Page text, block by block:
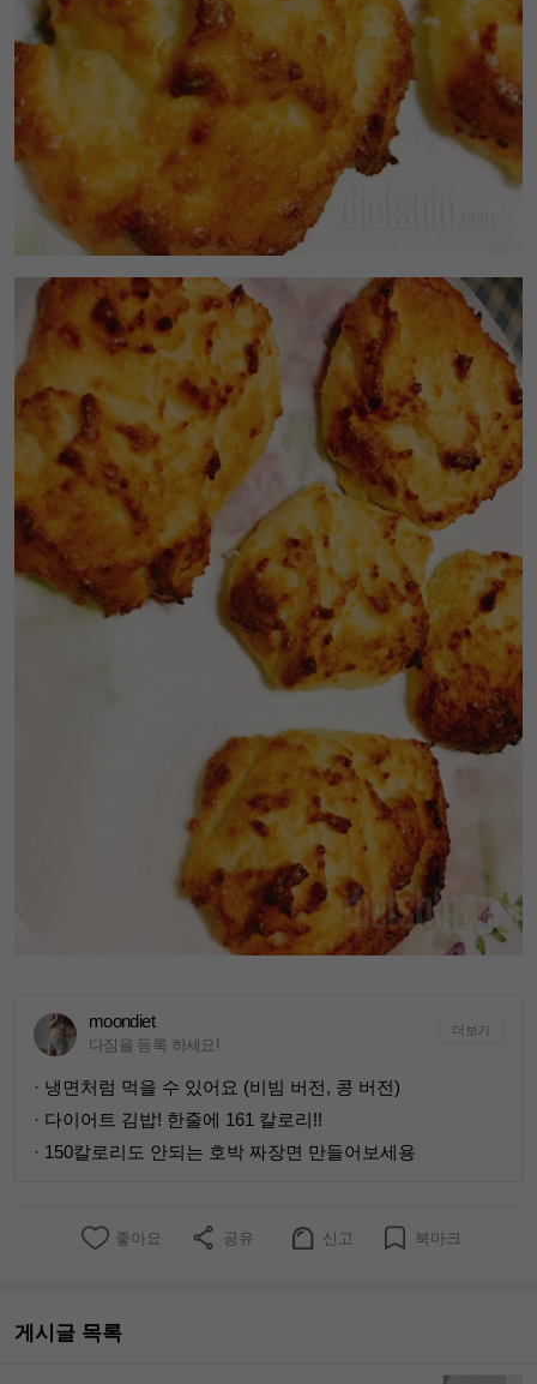
moondiet
다짐을 등록 하세요!
더보기
· 냉면처럼 먹을 수 있어요 (비빔 버전, 콩 버전)
· 다이어트 김밥! 한줄에 161 칼로리!!
· 150칼로리도 안되는 호박 짜장면 만들어보세용
좋아요 공유 신고 북마크
게시글 목록